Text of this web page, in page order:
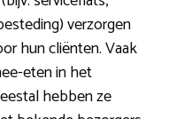
verzorgen
hun cliënten. Vaak
eten in het
hebben ze